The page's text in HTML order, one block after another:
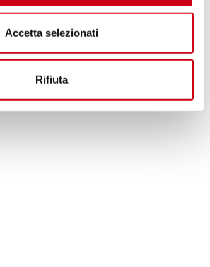
Accetta selezionati
Rifiuta